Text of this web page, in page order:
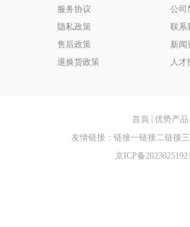
服务协议
隐私政策
售后政策
退换货政策
公司
联系
新闻
人才
首頁 优势产品
友情链接： 链接一链接二链接三
京ICP备